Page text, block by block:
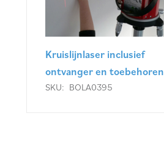
Kruislijnlaser inclusief
ontvanger en toebehoren
SKU: BOLA0395